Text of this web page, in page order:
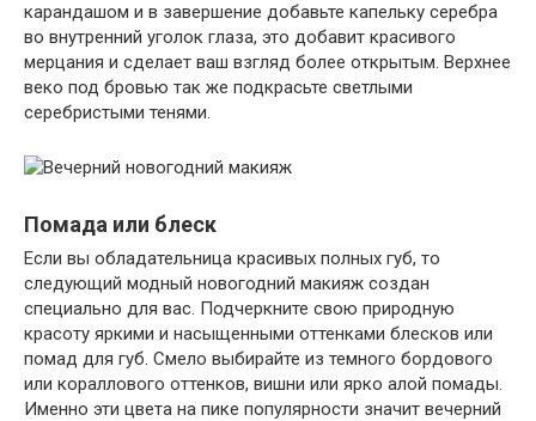
карандашом и в завершение добавьте капельку серебра
во внутренний уголок глаза, это добавит красивого
мерцания и сделает ваш взгляд более открытым. Верхнее
веко под бровью так же подкрасьте светлыми
серебристыми тенями.
Помада или блеск
Если вы обладательница красивых полных губ, то
следующий модный новогодний макияж создан
специально для вас. Подчеркните свою природную
красоту яркими и насыщенными оттенками блесков или
помад для губ. Смело выбирайте из темного бордового
или кораллового оттенков, вишни или ярко алой помады.
Именно эти цвета на пике популярности значит вечерний